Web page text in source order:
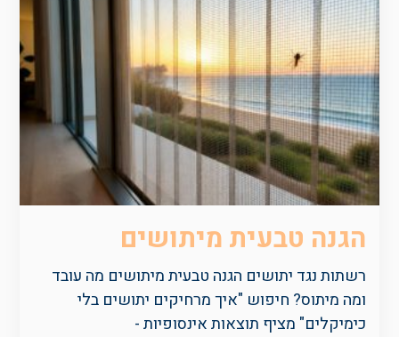
הגנה טבעית מיתושים
רשתות נגד יתושים הגנה טבעית מיתושים מה עובד
ומה מיתוס? חיפוש "איך מרחיקים יתושים בלי
כימיקלים" מציף תוצאות אינסופיות -